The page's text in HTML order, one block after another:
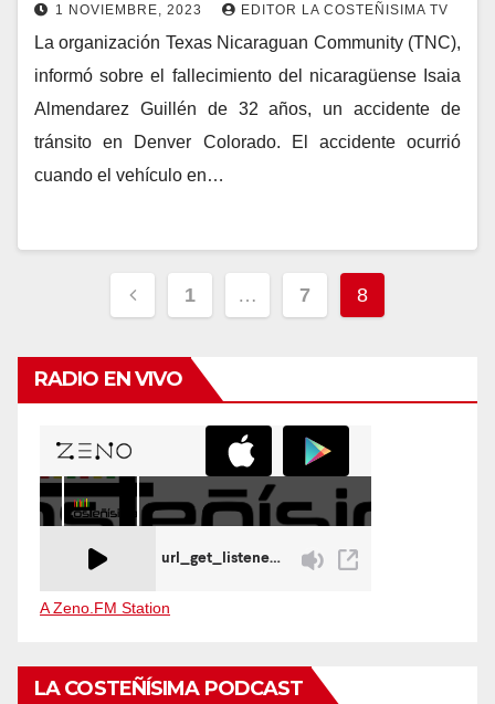
1 NOVIEMBRE, 2023 EDITOR LA COSTEÑISIMA TV
La organización Texas Nicaraguan Community (TNC),
informó sobre el fallecimiento del nicaragüense Isaia
Almendarez Guillén de 32 años, un accidente de
tránsito en Denver Colorado. El accidente ocurrió
cuando el vehículo en…
Navegación
entradas
1 … 7 8
RADIO EN VIVO
A Zeno.FM Station
LA COSTEÑÍSIMA PODCAST